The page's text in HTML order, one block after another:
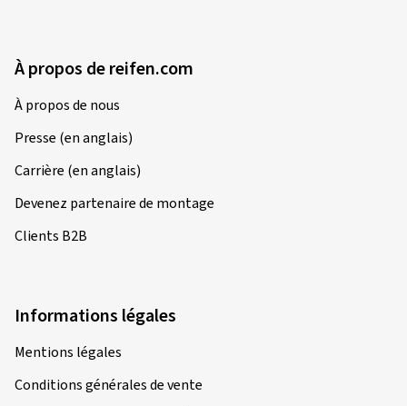
À propos de reifen.com
À propos de nous
Presse (en anglais)
Carrière (en anglais)
Devenez partenaire de montage
Clients B2B
Informations légales
Mentions légales
Conditions générales de vente